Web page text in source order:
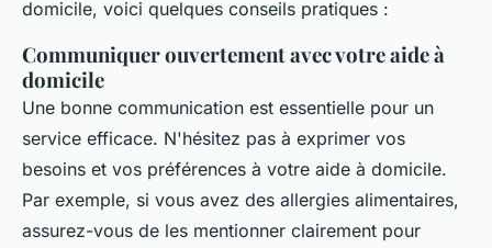
domicile, voici quelques conseils pratiques :
Communiquer ouvertement avec votre aide à
domicile
Une bonne communication est essentielle pour un
service efficace. N'hésitez pas à exprimer vos
besoins et vos préférences à votre aide à domicile.
Par exemple, si vous avez des allergies alimentaires,
assurez-vous de les mentionner clairement pour